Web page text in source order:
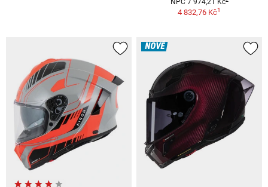
NPC 7 974,21 Kč
4 832,76 Kč1
NOVÉ